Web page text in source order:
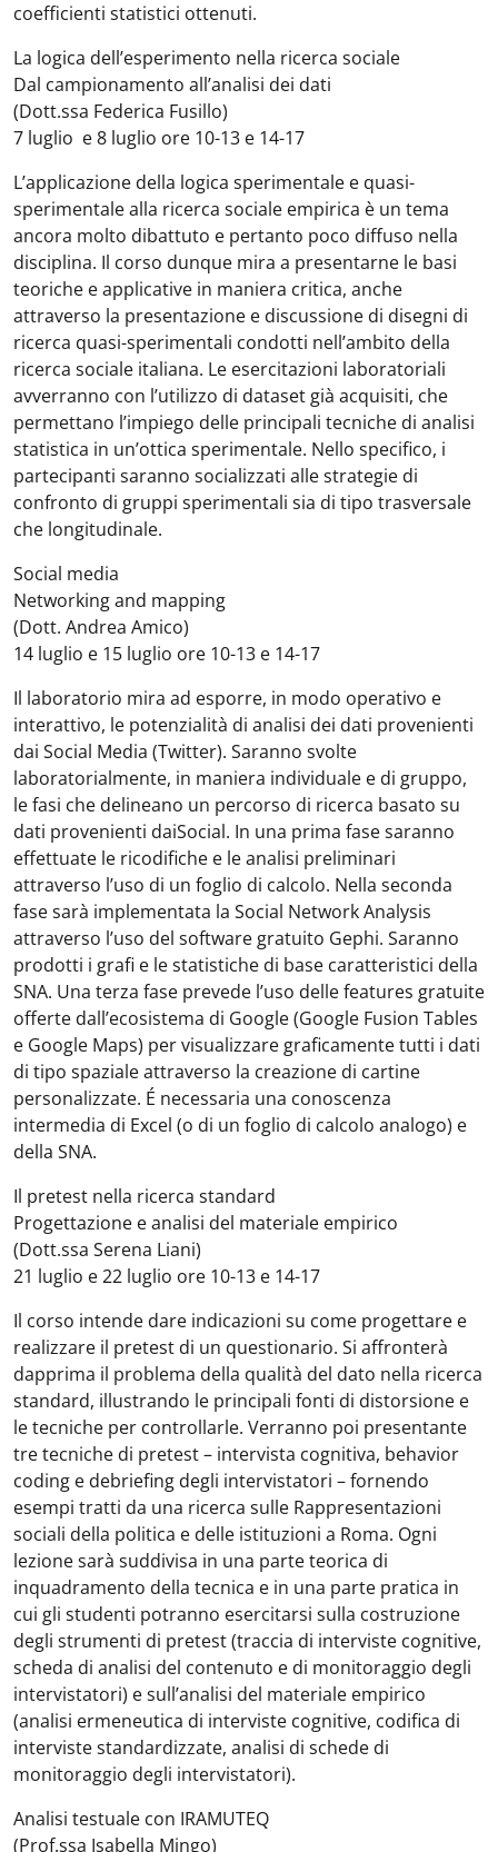
coefficienti statistici ottenuti.
La logica dell’esperimento nella ricerca sociale
Dal campionamento all’analisi dei dati
(Dott.ssa Federica Fusillo)
7 luglio e 8 luglio ore 10-13 e 14-17
L’applicazione della logica sperimentale e quasi-
sperimentale alla ricerca sociale empirica è un tema
ancora molto dibattuto e pertanto poco diffuso nella
disciplina. Il corso dunque mira a presentarne le basi
teoriche e applicative in maniera critica, anche
attraverso la presentazione e discussione di disegni di
ricerca quasi-sperimentali condotti nell’ambito della
ricerca sociale italiana. Le esercitazioni laboratoriali
avverranno con l’utilizzo di dataset già acquisiti, che
permettano l’impiego delle principali tecniche di analisi
statistica in un’ottica sperimentale. Nello specifico, i
partecipanti saranno socializzati alle strategie di
confronto di gruppi sperimentali sia di tipo trasversale
che longitudinale.
Social media
Networking and mapping
(Dott. Andrea Amico)
14 luglio e 15 luglio ore 10-13 e 14-17
Il laboratorio mira ad esporre, in modo operativo e
interattivo, le potenzialità di analisi dei dati provenienti
dai Social Media (Twitter). Saranno svolte
laboratorialmente, in maniera individuale e di gruppo,
le fasi che delineano un percorso di ricerca basato su
dati provenienti daiSocial. In una prima fase saranno
effettuate le ricodifiche e le analisi preliminari
attraverso l’uso di un foglio di calcolo. Nella seconda
fase sarà implementata la Social Network Analysis
attraverso l’uso del software gratuito Gephi. Saranno
prodotti i grafi e le statistiche di base caratteristici della
SNA. Una terza fase prevede l’uso delle features gratuite
offerte dall’ecosistema di Google (Google Fusion Tables
e Google Maps) per visualizzare graficamente tutti i dati
di tipo spaziale attraverso la creazione di cartine
personalizzate. É necessaria una conoscenza
intermedia di Excel (o di un foglio di calcolo analogo) e
della SNA.
Il pretest nella ricerca standard
Progettazione e analisi del materiale empirico
(Dott.ssa Serena Liani)
21 luglio e 22 luglio ore 10-13 e 14-17
Il corso intende dare indicazioni su come progettare e
realizzare il pretest di un questionario. Si affronterà
dapprima il problema della qualità del dato nella ricerca
standard, illustrando le principali fonti di distorsione e
le tecniche per controllarle. Verranno poi presentante
tre tecniche di pretest – intervista cognitiva, behavior
coding e debriefing degli intervistatori – fornendo
esempi tratti da una ricerca sulle Rappresentazioni
sociali della politica e delle istituzioni a Roma. Ogni
lezione sarà suddivisa in una parte teorica di
inquadramento della tecnica e in una parte pratica in
cui gli studenti potranno esercitarsi sulla costruzione
degli strumenti di pretest (traccia di interviste cognitive,
scheda di analisi del contenuto e di monitoraggio degli
intervistatori) e sull’analisi del materiale empirico
(analisi ermeneutica di interviste cognitive, codifica di
interviste standardizzate, analisi di schede di
monitoraggio degli intervistatori).
Analisi testuale con IRAMUTEQ
(Prof.ssa Isabella Mingo)